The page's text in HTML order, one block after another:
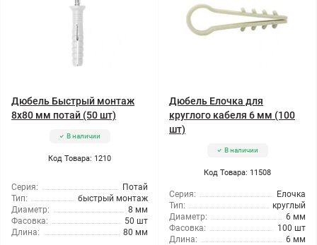
Дюбель Быстрый монтаж
8x80 мм потай (50 шт)
В наличии
Код Товара: 1210
Серия:
Потай
Тип:
быстрый монтаж
Диаметр:
8 мм
Фасовка:
50 шт
Длина:
80 мм
Дюбель Елочка для
круглого кабеля 6 мм (100
шт)
В наличии
Код Товара: 11508
Серия:
Елочка
Тип:
круглый
Диаметр:
6 мм
Фасовка:
100 шт
Длина:
6 мм